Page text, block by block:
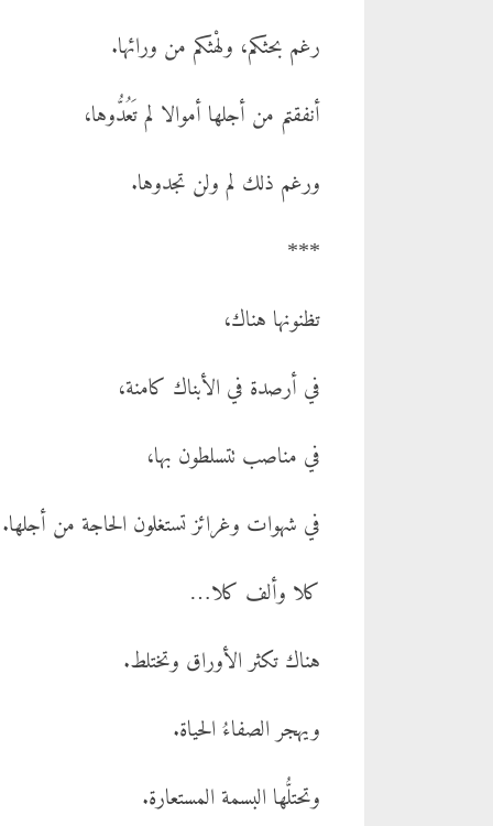
رغم بحثكم، ولهْثكم من ورائها.
أنفقتم من أجلها أموالا لم تَعُدُّوها،
ورغم ذلك لم ولن تجدوها.
***
تظنونها هناك،
في أرصدة في الأبناك كامنة،
في مناصب تتسلطون بها،
في شهوات وغرائز تستغلون الحاجة من أجلها.
كلا وألف كلا…
هناك تكثر الأوراق وتختلط.
ويهجر الصفاءُ الحياة.
وتحتلُّها البسمة المستعارة.